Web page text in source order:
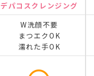
デパコスクレンジング
W洗顔不要
まつエクOK
濡れた手OK